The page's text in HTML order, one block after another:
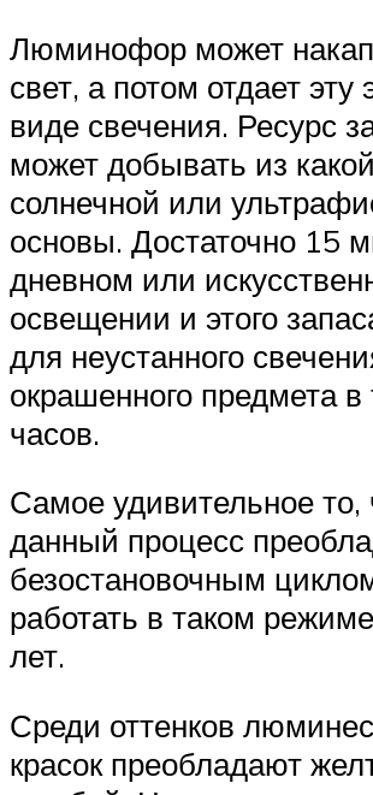
Люминофор может
свет, а потом отдает эту
виде свечения. Ресурс
может добывать из
солнечной или
основы. Достаточно 15
дневном или
освещении и этого
для неустанного
окрашенного предмета в
часов.
Самое удивительное то,
данный процесс
безостановочным
работать в таком
лет.
Среди оттенков
красок преобладают